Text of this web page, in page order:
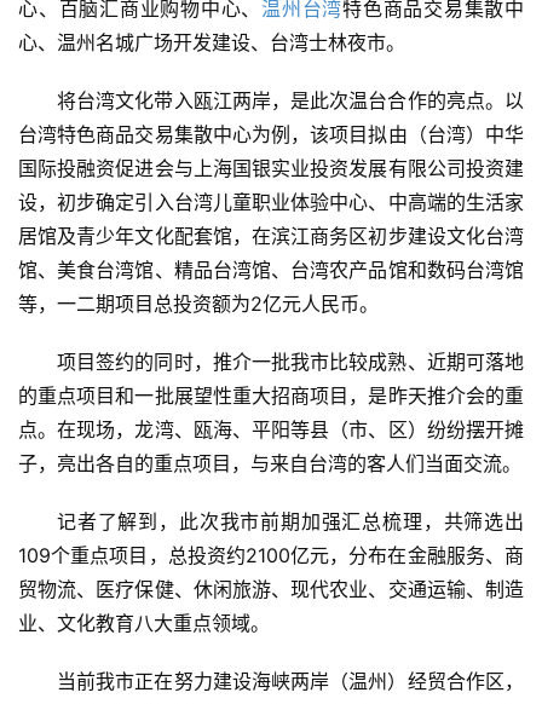
心、百脑汇商业购物中心、 温州 台湾特色商品交易集散中
心、温州名城广场开发建设、台湾士林夜市。
将台湾文化带入瓯江两岸，是此次温台合作的亮点。以
台湾特色商品交易集散中心为例，该项目拟由（台湾）中华
国际投融资促进会与上海国银实业投资发展有限公司投资建
设，初步确定引入台湾儿童职业体验中心、中高端的生活家
居馆及青少年文化配套馆，在滨江商务区初步建设文化台湾
馆、美食台湾馆、精品台湾馆、台湾农产品馆和数码台湾馆
等，一二期项目总投资额为2亿元人民币。
项目签约的同时，推介一批我市比较成熟、近期可落地
的重点项目和一批展望性重大招商项目，是昨天推介会的重
点。在现场，龙湾、瓯海、平阳等县（市、区）纷纷摆开摊
子，亮出各自的重点项目，与来自台湾的客人们当面交流。
记者了解到，此次我市前期加强汇总梳理，共筛选出
109个重点项目，总投资约2100亿元，分布在金融服务、商
贸物流、医疗保健、休闲旅游、现代农业、交通运输、制造
业、文化教育八大重点领域。
当前我市正在努力建设海峡两岸（温州）经贸合作区，